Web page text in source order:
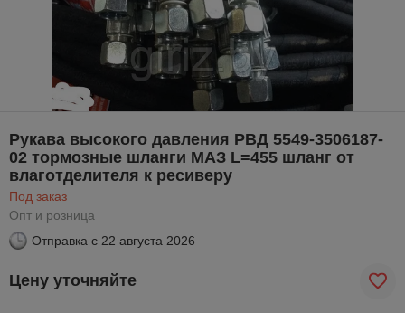
Рукава высокого давления РВД 5549-3506187-
02 тормозные шланги МАЗ L=455 шланг от
влаготделителя к ресиверу
Под заказ
Опт и розница
Отправка с 22 августа 2026
Цену уточняйте